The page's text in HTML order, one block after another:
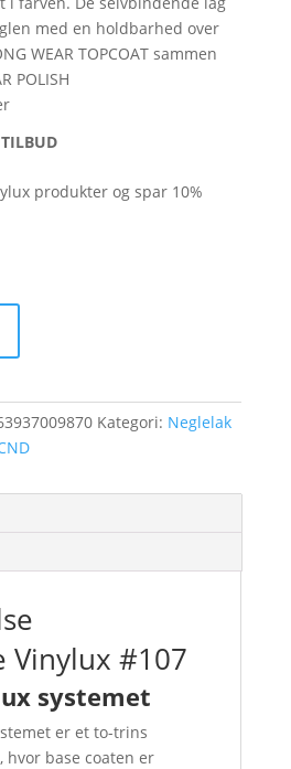
med en holdbarhed over
WEAR TOPCOAT sammen
POLISH
TILBUD
produkter og spar 10%
Kategori: Neglelak
Vinylux #107
systemet
er et to-trins
hvor base coaten er